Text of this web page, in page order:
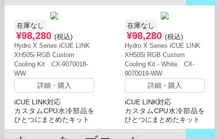
在庫なし
¥98,280 (税込)
Hydro X Series iCUE LINK
XH505i RGB Custom
Cooling Kit CX-9070018-
WW
詳細・購入
iCUE LINK対応
カスタムCPU水冷部品を
ひとつにまとめたキット
在庫なし
¥98,280 (税込)
Hydro X Series iCUE LINK
XH505i RGB Custom
Cooling Kit - White CX-
9070019-WW
詳細・購入
iCUE LINK対応
カスタムCPU水冷部品を
ひとつにまとめたキット